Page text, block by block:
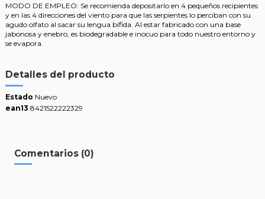
MODO DE EMPLEO: Se recomienda depositarlo en 4 pequeños recipientes
y en las 4 direcciones del viento para que las serpientes lo perciban con su
agudo olfato al sacar su lengua bífida. Al estar fabricado con una base
jabonosa y enebro, es biodegradable e inocuo para todo nuestro entorno y
se evapora.
Detalles del producto
Estado Nuevo
ean13 8421522222329
Comentarios (0)